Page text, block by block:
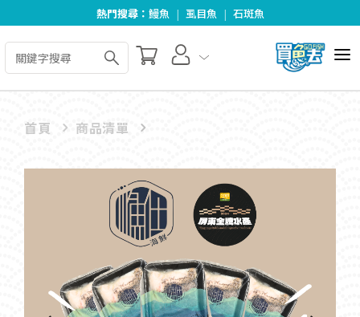
熱門搜尋： 鰻魚 | 虱目魚 | 石斑魚
全部商品
關於我們
首頁 商品清單